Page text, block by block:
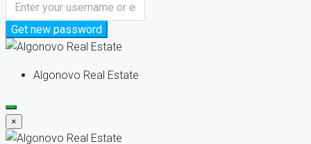
Get new password
Algonovo Real Estate
×